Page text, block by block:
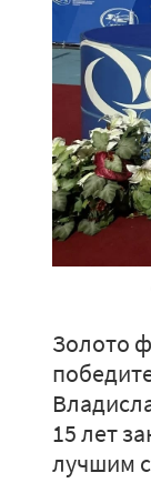
Золото
15 лет
лучшим